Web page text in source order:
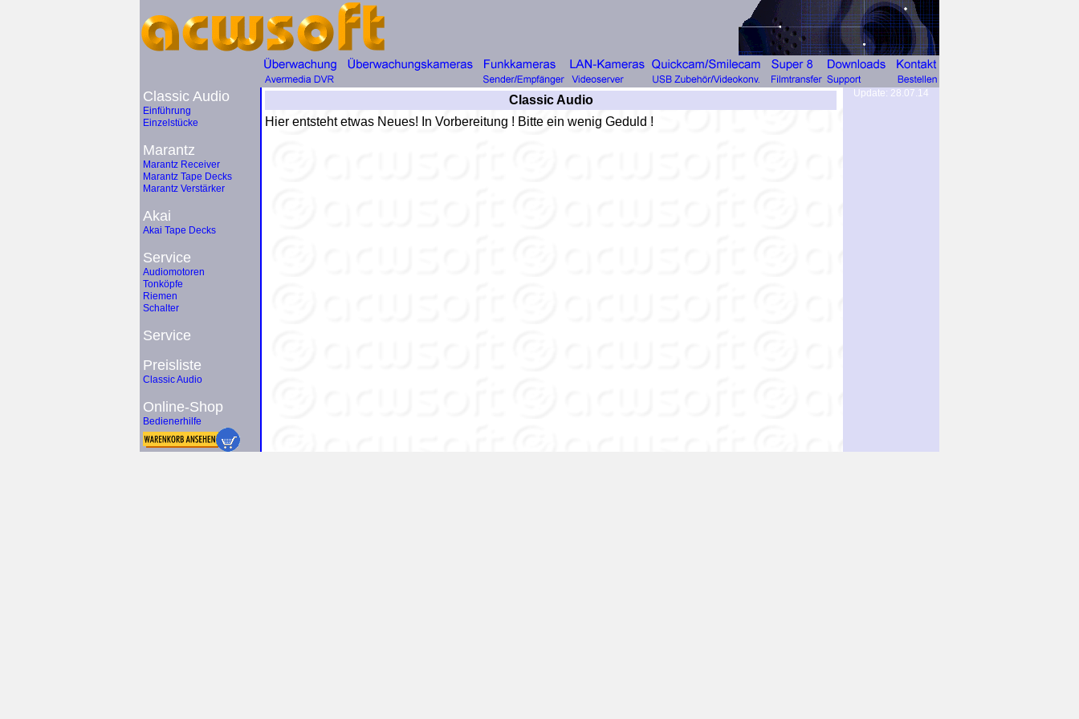
Classic Audio
Einführung
Einzelstücke
Marantz
Marantz Receiver
Marantz Tape Decks
Marantz Verstärker
Akai
Akai Tape Decks
Service
Audiomotoren
Tonköpfe
Riemen
Schalter
Service
Preisliste
Classic Audio
Online-Shop
Bedienerhilfe
Classic Audio
Hier entsteht etwas Neues! In Vorbereitung ! Bitte ein wenig Geduld !
Update: 28.07.14